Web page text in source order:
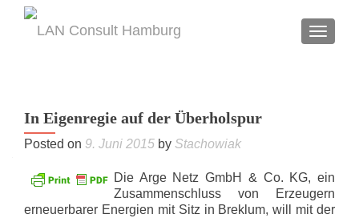
In Eigenregie auf der Überholspur
Posted on 9. Juni 2015 by Stachowiak
Die Arge Netz GmbH & Co. KG, ein
Zusammenschluss von Erzeugern
erneuerbarer Energien mit Sitz in Breklum, will mit der